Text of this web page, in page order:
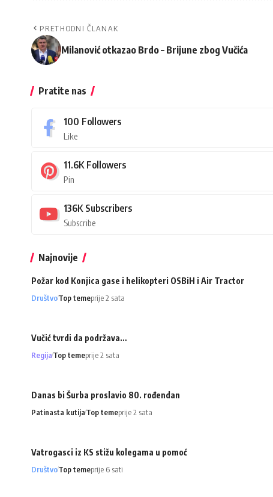
PRETHODNI ČLANAK
Milanović otkazao Brdo – Brijune zbog Vučića
Pratite nas
100 Followers
Like
11.6K Followers
Pin
136K Subscribers
Subscribe
Najnovije
Požar kod Konjica gase i helikopteri OSBiH i Air Tractor
DruštvoTop temeprije 2 sata
Vučić tvrdi da podržava…
RegijaTop temeprije 2 sata
Danas bi Šurba proslavio 80. rođendan
Patinasta kutijaTop temeprije 2 sata
Vatrogasci iz KS stižu kolegama u pomoć
DruštvoTop temeprije 6 sati